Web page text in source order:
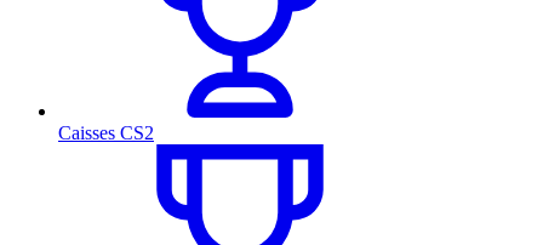
Caisses CS2